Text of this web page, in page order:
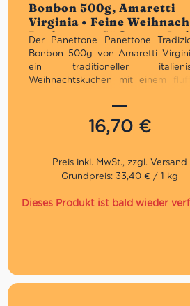
Bonbon 500g, Amaretti
Virginia • Feine
Backware • Süßes aus
Der Panettone Panettone
Bonbon 500g von Amaretti
ein traditioneller
Weihnachtskuchen mit einem
Früchten. Seine hochwertigen
sorgen für einen authentischen
unverfälschten Geschmack. Dank
er sich auch hervorragend für
anrückenden Festtage als Geschenk.
Traditionelles Geschenk zu
16,70 €
5
Grundpreis: 33,40 € / 1 kg
Dieses Produkt ist bald wieder